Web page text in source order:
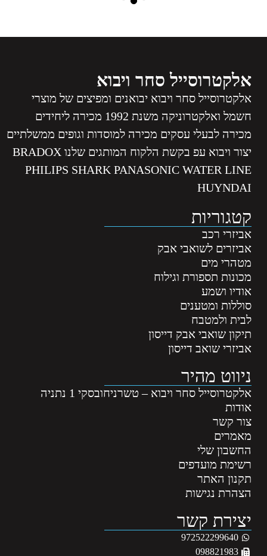
אלקטרוסייל סחר ויבוא
אלקטרוסייל סחר ויבוא יבואנים ומפיצים של מוצרי
חשמל ואלקטרוניקה משנת 1992 מכירה ליחידים
מכירה לבעלי עסקים מכירה למוסדות וגופים ממשלתיים
יצור ויבוא עפ בקשת הלקוח המותגים שלנו BRADOX
PHILIPS SHARK PANASONIC WATER LINE
HUYNDAI
קטגוריות
אביזרי רכב
אביזרים לשואבי אבק
מטהרי מים
מכונות תספורת וגילוח
אודיו ושמע
סוללות ומטענים
לבית ולמטבח
תיקון שואבי אבק דייסון
אביזרי שואב דייסון
ניווט מהיר
אלקטרוסייל סחר ויבוא – טשרניחובסקי 1 נתניה
אודות
צור קשר
מאמרים
החשבון שלי
רשימת מועדפים
תקנון האתר
הצהרת נגישות
יצירת קשר
972522299640
098821983